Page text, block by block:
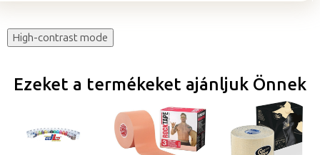
High-contrast mode
Ezeket a termékeket ajánljuk Önnek